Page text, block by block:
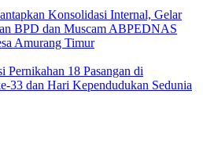
Konsolidasi Internal, Gelar
BPD dan Muscam ABPEDNAS
Amurang Timur
Pernikahan 18 Pasangan di
33 dan Hari Kependudukan Sedunia